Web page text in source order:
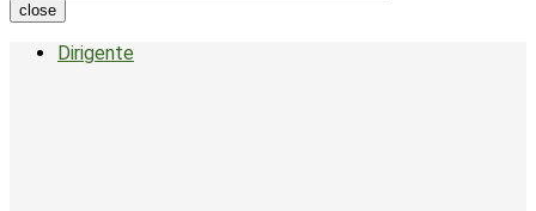
close
Dirigente